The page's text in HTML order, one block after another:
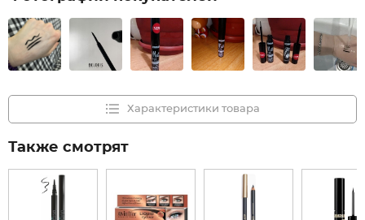
Характеристики товара
Также смотрят